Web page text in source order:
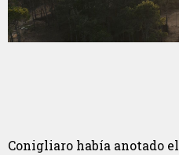
Conigliaro había anotado el